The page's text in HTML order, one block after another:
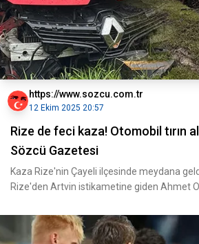
https://www.sozcu.com.tr
12 Ekim 2025 20:57
Rize de feci kaza! Otomobil tırın
Sözcü Gazetesi
Kaza Rize'nin Çayeli ilçesinde meydana
Rize'den Artvin istikametine giden Ahmet